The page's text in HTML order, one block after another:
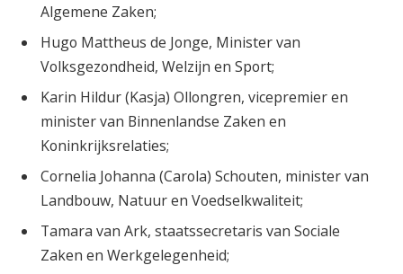
Algemene Zaken;
Hugo Mattheus de Jonge, Minister van
Volksgezondheid, Welzijn en Sport;
Karin Hildur (Kasja) Ollongren, vicepremier en
minister van Binnenlandse Zaken en
Koninkrijksrelaties;
Cornelia Johanna (Carola) Schouten, minister van
Landbouw, Natuur en Voedselkwaliteit;
Tamara van Ark, staatssecretaris van Sociale
Zaken en Werkgelegenheid;